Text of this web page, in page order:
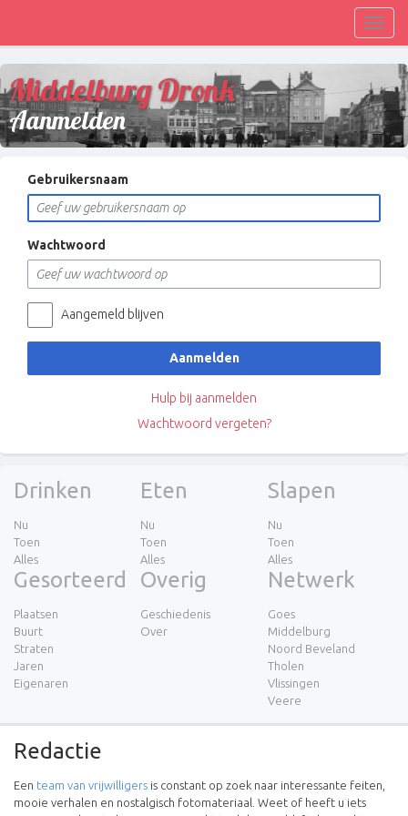
Middelburg Dronk
Aanmelden
Gebruikersnaam
Wachtwoord
Aangemeld blijven
Aanmelden
Hulp bij aanmelden
Wachtwoord vergeten?
Drinken
Nu
Toen
Alles
Eten
Nu
Toen
Alles
Slapen
Nu
Toen
Alles
Gesorteerd
Plaatsen
Buurt
Straten
Jaren
Eigenaren
Overig
Geschiedenis
Over
Netwerk
Goes
Middelburg
Noord Beveland
Tholen
Vlissingen
Veere
Redactie
Een team van vrijwilligers is constant op zoek naar interessante feiten,
mooie verhalen en nostalgisch fotomateriaal. Weet of heeft u iets